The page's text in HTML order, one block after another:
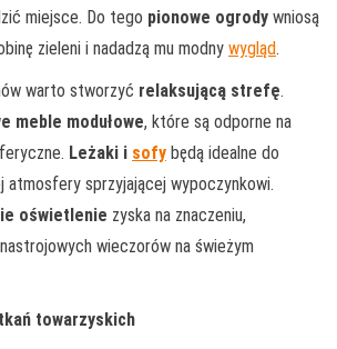
miejsce. Do tego pionowe ogrody wniosą
zieleni i nadadzą mu modny wygląd.
warto stworzyć relaksującą strefę.
meble modułowe, które są odporne na
Leżaki i sofy będą idealne do
atmosfery sprzyjającej wypoczynkowi.
oświetlenie zyska na znaczeniu,
wieczorów na świeżym
towarzyskich